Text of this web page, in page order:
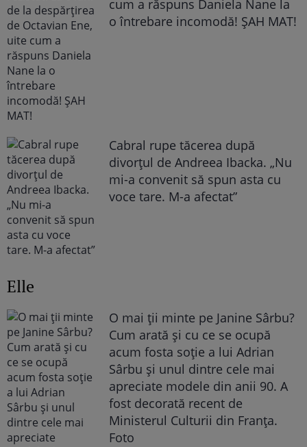
cum a răspuns Daniela Nane la
o întrebare incomodă! ȘAH MAT!
Cabral rupe tăcerea după
divorțul de Andreea Ibacka. „Nu
mi-a convenit să spun asta cu
voce tare. M-a afectat”
Elle
O mai ții minte pe Janine Sârbu?
Cum arată și cu ce se ocupă
acum fosta soție a lui Adrian
Sârbu și unul dintre cele mai
apreciate modele din anii 90. A
fost decorată recent de
Ministerul Culturii din Franța.
Foto